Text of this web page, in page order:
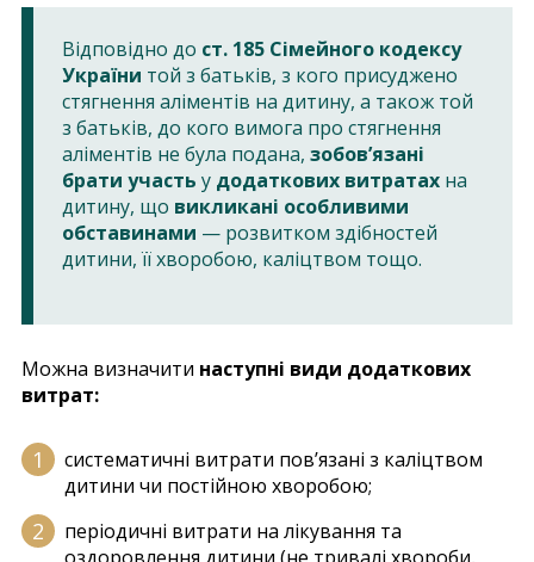
Відповідно до ст. 185 Сімейного кодексу
України той з батьків, з кого присуджено
стягнення аліментів на дитину, а також той
з батьків, до кого вимога про стягнення
аліментів не була подана, зобов’язані
брати участь у додаткових витратах на
дитину, що викликані особливими
обставинами — розвитком здібностей
дитини, її хворобою, каліцтвом тощо.
Можна визначити наступні види додаткових
витрат:
систематичні витрати пов’язані з каліцтвом
дитини чи постійною хворобою;
періодичні витрати на лікування та
оздоровлення дитини (не тривалі хвороби,